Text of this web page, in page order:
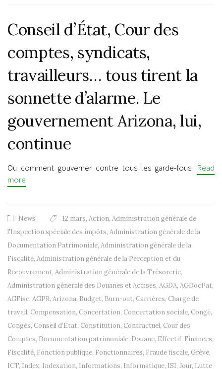
Conseil d’État, Cour des
comptes, syndicats,
travailleurs… tous tirent la
sonnette d’alarme. Le
gouvernement Arizona, lui,
continue
Ou comment gouverner contre tous les garde-fous. Read
more
News 12 mars, Action, Administration générale de
l'Inspection spéciale des impôts, Administration générale de la
Documentation Patrimoniale, Administration générale de la
Fiscalité, Administration générale de la Perception et du
Recouvrement, Administration générale de la Trésorerie,
Administration générale des Douanes et Accises, AGDA, AGDocPat,
AGFisc, AGPR, Arizona, Budget, Burn-out, Carrières, Charge de
travail, Compensation, Concertation, Concertation sociale, Congé,
Congés, Conseil d’État, Constitution, Contractuel, Cour des
Comptes, Documentation patrimoniale, Douane, Effectif, Finances,
Fiscalité, Fonction publique, Fonctionnaires, Fraude fiscale, Grève,
ICT, Index, Indexation, Informations, Informatique, ISI, Jour, Lutte